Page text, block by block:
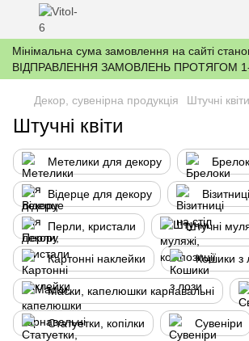
Мінімальна сума замовлення на сайті
ВІДПРАВЛЕННЯ ЗАМОВЛЕНЬ ПРОТЯГОМ
Декор, сувенірна продукція Штучні квіти
Штучні квіти
Метелики для декору
Відерце для декору
Перли, кристали Штучні
Картонні наклейки Кошики з
Маски, капелюшки карнавальні
Статуетки, копілки Сувеніри